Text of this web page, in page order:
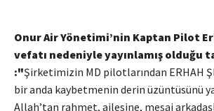
Onur Air Yönetimi’nin Kaptan Pilot
vefatı nedeniyle yayınlamış olduğu
:"Şirketimizin MD pilotlarından ERHAH
bir anda kaybetmenin derin üzüntüsünü
Allah’tan rahmet, ailesine, mesai